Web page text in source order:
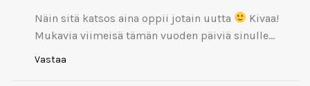
Näin sitä katsos aina oppii jotain uutta
Kivaa!
Mukavia viimeisä tämän vuoden päiviä sinulle…
Vastaa